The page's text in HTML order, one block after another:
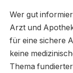
Wer gut
Arzt und
für eine sichere
keine
Thema